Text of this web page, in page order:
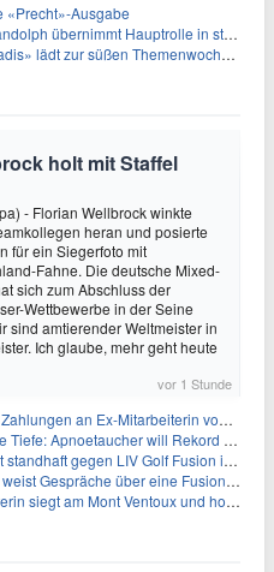
«Precht»-Ausgabe
Hauptrolle in starbesetzter schwarzer Komödie
lädt zur süßen Themenwoche ein
holt mit Staffel
- Florian Wellbrock winkte
heran und posierte
für ein Siegerfoto mit
Fahne. Die deutsche Mixed-
sich zum Abschluss der
Wettbewerbe in der Seine
sind amtierender Weltmeister in
Ich glaube, mehr geht heute
vor 1 Stunde
an Ex-Mitarbeiterin von Infantino
Apnoetaucher will Rekord brechen
LIV Golf Fusion in einem sich wandelnden Sportumfeld
eine Fusion mit LIV Golf zurück und bekräftigt die Wettbewerbslandschaft
am Mont Ventoux und holt Tour-Gelb